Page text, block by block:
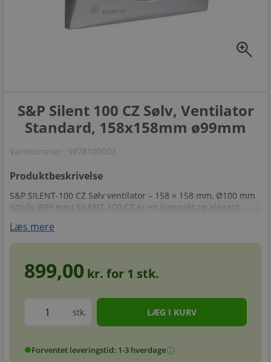
zoom_in
S&P Silent 100 CZ Sølv, Ventilator
Standard, 158x158mm ø99mm
Varenummer: 9978100003
Produktbeskrivelse
S&P SILENT-100 CZ Sølv ventilator – 158 × 158 mm, Ø100 mm
(studs Ø99 mm) SILENT-100 CZ er en kompakt og elegant...
Læs mere
899,00 kr. for 1 stk.
stk.
circleForventet leveringstid: 1-3 hverdageinfo